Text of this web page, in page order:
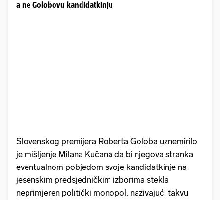
a ne Golobovu kandidatkinju
Slovenskog premijera Roberta Goloba uznemirilo
je mišljenje Milana Kučana da bi njegova stranka
eventualnom pobjedom svoje kandidatkinje na
jesenskim predsjedničkim izborima stekla
neprimjeren politički monopol, nazivajući takvu